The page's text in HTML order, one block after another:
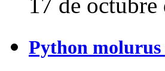
17 de octubre
Python